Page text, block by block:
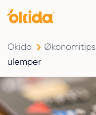
Okida Økonomitips
ulemper